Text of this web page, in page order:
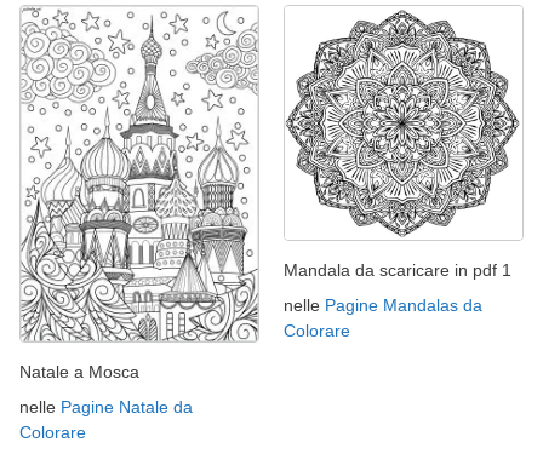
Natale a Mosca
nelle Pagine Natale da
Colorare
Mandala da scaricare in pdf 1
nelle Pagine Mandalas da
Colorare